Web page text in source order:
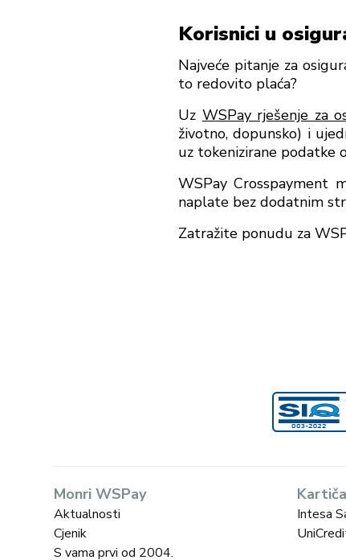
Korisnici u
Najveće pitanje za
to redovito plaća?
Uz WSPay rješenje za
životno, dopunsko) i
uz tokenizirane podatke
WSPay Crosspayment
naplate bez dodatnim
Zatražite ponudu za
Monri WSPay
Aktualnosti
Cjenik
S vama prvi od 2004.
Intesa